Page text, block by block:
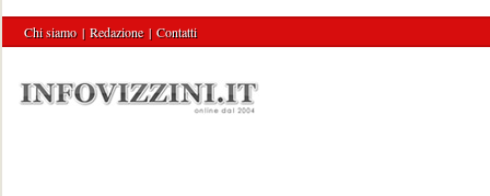
Chi siamo | Redazione | Contatti